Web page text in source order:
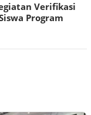
Verifikasi
Program